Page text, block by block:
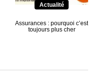
Actualité
Assurances : pourquoi c’est
toujours plus cher